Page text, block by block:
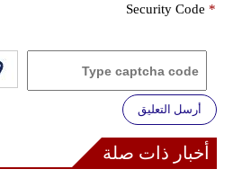
Security Code *
أرسل التعليق
أخبار ذات صلة